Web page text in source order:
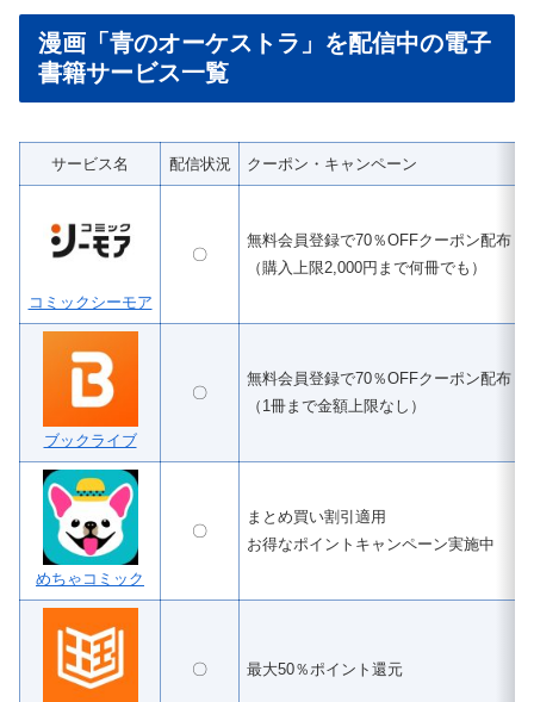
漫画「青のオーケストラ」を配信中の電子
書籍サービス一覧
サービス名 配信状況 クーポン・キャンペーン
コミックシーモア
〇
無料会員登録で70％OFFクーポン配布
（購入上限2,000円まで何冊でも）
ブックライブ
〇
無料会員登録で70％OFFクーポン配布
（1冊まで金額上限なし）
めちゃコミック
〇
まとめ買い割引適用
お得なポイントキャンペーン実施中
〇 最大50％ポイント還元